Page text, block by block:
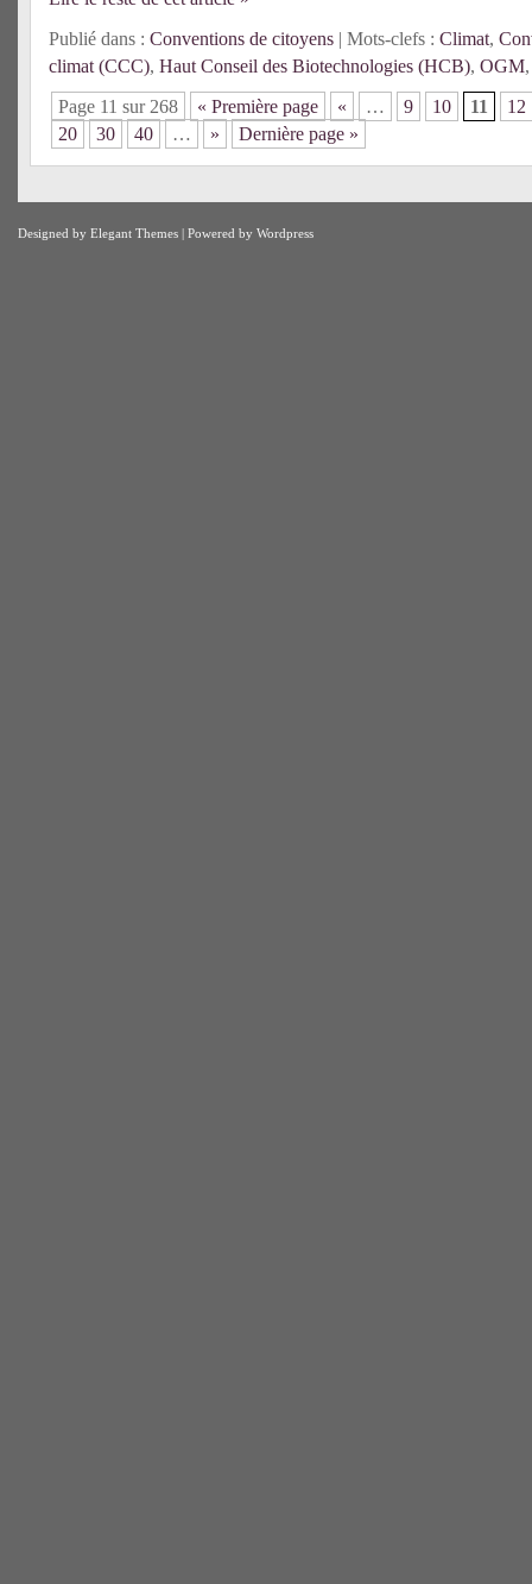
Publié dans : Conventions de citoyens | Mots-clefs : Climat,
climat (CCC), Haut Conseil des Biotechnologies (HCB), OGM
Page 11 sur 268
« Première page « … 9 10 11
12
20
30 40 … » Dernière page »
Designed by Elegant Themes | Powered by Wordpress